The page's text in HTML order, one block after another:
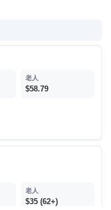
统一安排。
$58.79
$35 (62+)